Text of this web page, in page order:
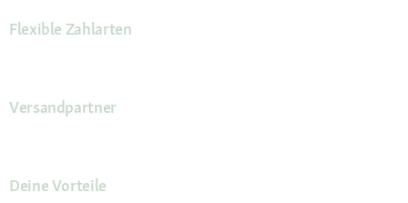
Flexible Zahlarten
Versandpartner
Deine Vorteile